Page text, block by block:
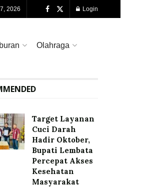
2026 Login
Olahraga
Target Layanan
Cuci Darah
Hadir Oktober,
Bupati Lembata
Percepat Akses
Kesehatan
Masyarakat